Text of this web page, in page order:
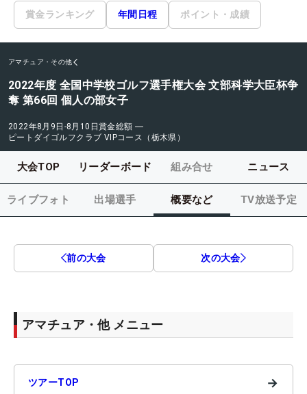
賞金ランキング 年間日程 ポイント・成績
アマチュア・その他
2022年度 全国中学校ゴルフ選手権大会 文部科学大臣杯争
奪 第66回 個人の部女子
2022年8月9日-8月10日賞金総額 ―
ピートダイゴルフクラブ VIPコース（栃木県）
大会TOP リーダーボード 組み合せ ニュース
ライブフォト 出場選手 概要など TV放送予定
前の大会 次の大会
アマチュア・他 メニュー
ツアーTOP →